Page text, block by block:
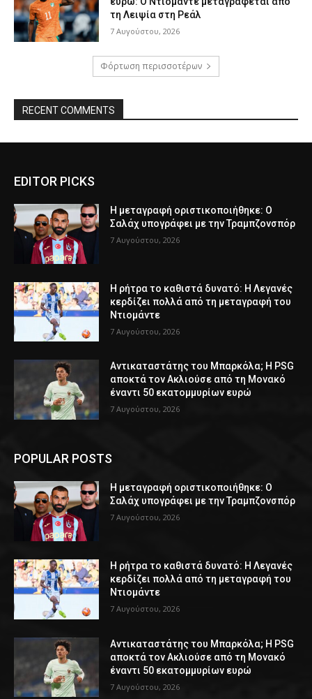
τη Λειψία στη Ρεάλ
7 Αυγούστου, 2026
Φόρτωση περισσοτέρων
RECENT COMMENTS
EDITOR PICKS
Η μεταγραφή οριστικοποιήθηκε: Ο
Σαλάχ υπογράφει με την Τραμπζονσπόρ
7 Αυγούστου, 2026
Η ρήτρα το καθιστά δυνατό: Η Λεγανές
κερδίζει πολλά από τη μεταγραφή του
Ντιομάντε
7 Αυγούστου, 2026
Αντικαταστάτης του Μπαρκόλα; Η PSG
αποκτά τον Ακλιούσε από τη Μονακό
έναντι 50 εκατομμυρίων ευρώ
7 Αυγούστου, 2026
POPULAR POSTS
Η μεταγραφή οριστικοποιήθηκε: Ο
Σαλάχ υπογράφει με την Τραμπζονσπόρ
7 Αυγούστου, 2026
Η ρήτρα το καθιστά δυνατό: Η Λεγανές
κερδίζει πολλά από τη μεταγραφή του
Ντιομάντε
7 Αυγούστου, 2026
Αντικαταστάτης του Μπαρκόλα; Η PSG
αποκτά τον Ακλιούσε από τη Μονακό
έναντι 50 εκατομμυρίων ευρώ
7 Αυγούστου, 2026